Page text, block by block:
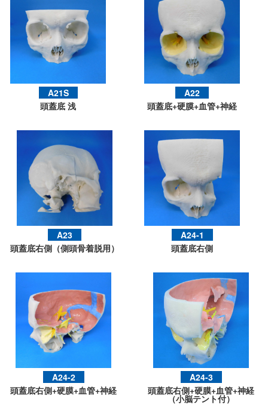
A21S
頭蓋底 浅
A22
頭蓋底+硬膜+血管+神経
A23
頭蓋底右側（側頭骨着脱用）
A24-1
頭蓋底右側
A24-2
頭蓋底右側+硬膜+血管+神経
A24-3
頭蓋底右側+硬膜+血管+神経
（小脳テント付）